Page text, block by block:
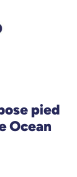
pied
Ocean